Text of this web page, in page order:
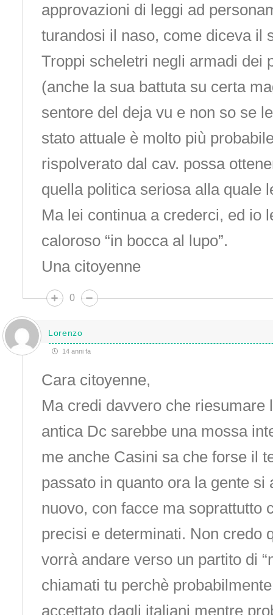
approvazioni di leggi ad
turandosi il naso, come diceva il
Troppi scheletri negli armadi dei
(anche la sua battuta su certa
sentore del deja vu e non so se
stato attuale è molto più
rispolverato dal cav. possa
quella politica seriosa alla quale
Ma lei continua a crederci, ed io
caloroso “in bocca al lupo”.
Una citoyenne
0
Lorenzo
14 anni fa
Cara citoyenne,
Ma credi davvero che riesumare
antica Dc sarebbe una mossa
me anche Casini sa che forse il
passato in quanto ora la gente si
nuovo, con facce ma soprattutto
precisi e determinati. Non credo
vorrà andare verso un partito di
chiamati tu perchè
accettato dagli italiani mentre